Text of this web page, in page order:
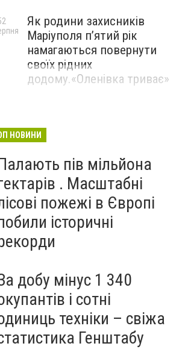
Як родини захисників
Маріуполя пʼятий рік
намагаються повернути
своїх рідних
додому.«Оленівка триває»
НОВИНИ
пів мільйона
. Масштабні
пожежі в Європі
історичні
добу мінус 1 340
і сотні
техніки – свіжа
Генштабу